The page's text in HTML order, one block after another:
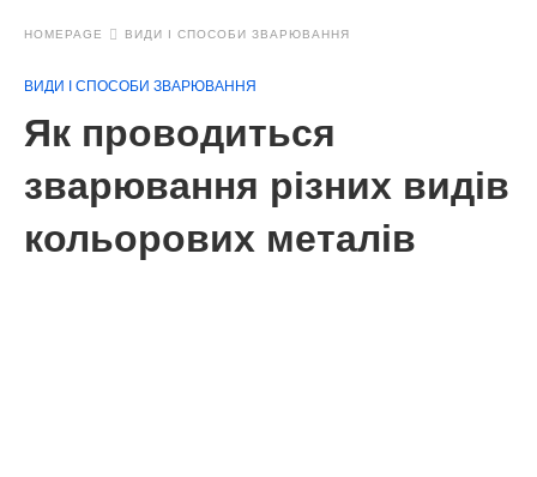
HOMEPAGE ВИДИ І СПОСОБИ ЗВАРЮВАННЯ
ВИДИ І СПОСОБИ ЗВАРЮВАННЯ
Як проводиться
зварювання різних видів
кольорових металів